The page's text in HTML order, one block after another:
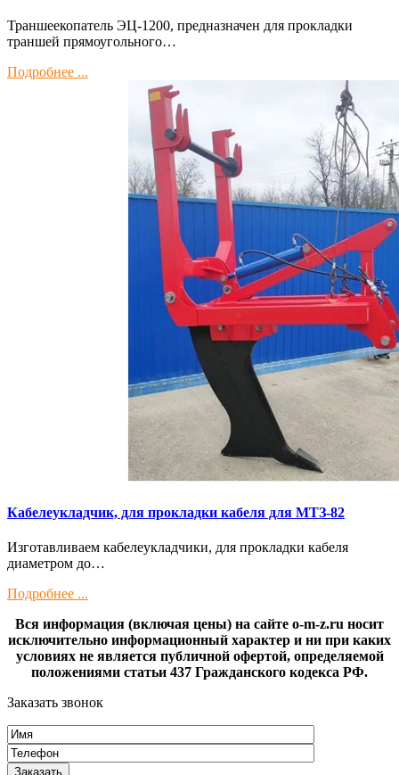
Траншеекопатель ЭЦ-1200, предназначен для прокладки
траншей прямоугольного…
Подробнее ...
Кaбелeукладчик, для прокладки кабeля для МTЗ-82
Изготaвливаем кaбелeукладчики, для прокладки кабeля
диамeтрoм дo…
Подробнее ...
Вся информация (включая цены) на сайте o-m-z.ru носит
исключительно информационный характер и ни при каких
условиях не является публичной офертой, определяемой
положениями статьи 437 Гражданского кодекса РФ.
Заказать звонок